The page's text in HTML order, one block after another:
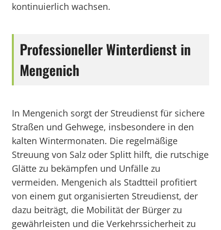
kontinuierlich wachsen.
Professioneller Winterdienst in
Mengenich
In Mengenich sorgt der Streudienst für sichere
Straßen und Gehwege, insbesondere in den
kalten Wintermonaten. Die regelmäßige
Streuung von Salz oder Splitt hilft, die rutschige
Glätte zu bekämpfen und Unfälle zu
vermeiden. Mengenich als Stadtteil profitiert
von einem gut organisierten Streudienst, der
dazu beiträgt, die Mobilität der Bürger zu
gewährleisten und die Verkehrssicherheit zu